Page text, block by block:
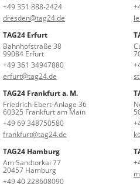
+49 351 888-2424
dresden@tag24.de
TAG24 Erfurt
Bahnhofstraße 38
99084 Erfurt
+49 361 34947880
erfurt@tag24.de
TAG24 Frankfurt a. M.
Friedrich-Ebert-Anlage 36
60325 Frankfurt am Main
+49 69 348750580
frankfurt@tag24.de
TAG24 Hamburg
Am Sandtorkai 77
20457 Hamburg
+49 40 228608090